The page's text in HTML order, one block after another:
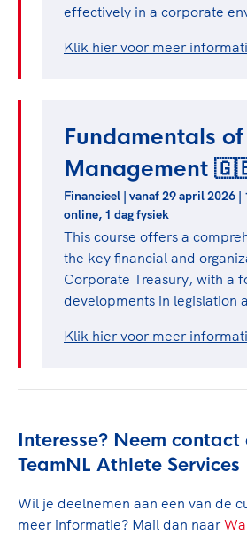
effectively in a corporate
Klik hier voor meer
Fundamentals
Management
Financieel | vanaf 29 april 2026
online, 1 dag fysiek
This course offers a
the key financial and
Corporate Treasury, with a
developments in legislation
Klik hier voor meer
Interesse? Neem contact
TeamNL Athlete Services
Wil je deelnemen aan een van de
meer informatie? Mail dan naar